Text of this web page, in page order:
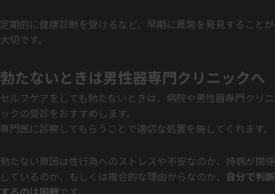
定期的に健康診断を受けるなど、早期に異常を発見することが
大切です。
勃たないときは男性器専門クリニックへ
セルフケアをしても勃たないときは、病院や男性器専門クリニ
ックの受診をおすすめします。
専門医に診察してもらうことで適切な処置を施してくれます。
勃たない原因は性行為へのストレスや不安なのか、持病が関係
しているのか、もしくは複合的な理由からなのか、 自分で判断